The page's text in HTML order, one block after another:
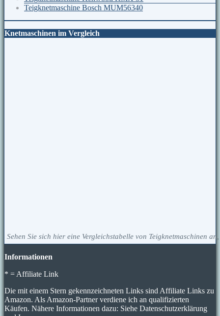
Teigknetmaschine Bosch MUM56340
Knetmaschinen im Vergleich
Sehen Sie sich hier eine Vergleichstabelle von Teigknetmaschinen
Informationen
* = Affiliate Link
Die mit einem Stern gekennzeichneten Links sind Affiliate Links zu
Amazon. Als Amazon-Partner verdiene ich an qualifizierten
Käufen. Nähere Informationen dazu: Siehe Datenschutzerklärung